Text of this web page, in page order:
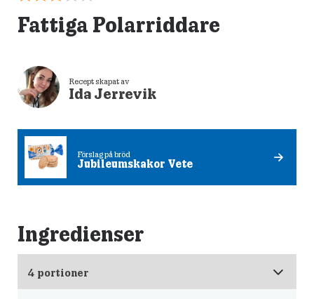
Fattiga Polarriddare
Recept skapat av
Ida Jerrevik
Förslag på bröd
Jubileumskakor Vete
Ingredienser